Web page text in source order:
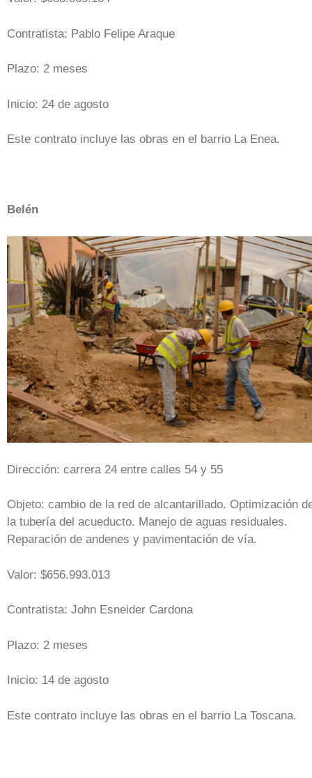
Contratista: Pablo Felipe Araque
Plazo: 2 meses
Inicio: 24 de agosto
Este contrato incluye las obras en el barrio La Enea.
Belén
Dirección: carrera 24 entre calles 54 y 55
Objeto: cambio de la red de alcantarillado. Optimización
la tubería del acueducto. Manejo de aguas residuales.
Reparación de andenes y pavimentación de vía.
Valor: $656.993.013
Contratista: John Esneider Cardona
Plazo: 2 meses
Inicio: 14 de agosto
Este contrato incluye las obras en el barrio La Toscana.